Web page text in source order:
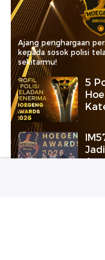
Ajang penghargaan
kepada sosok polisi
sekitarmu!
5